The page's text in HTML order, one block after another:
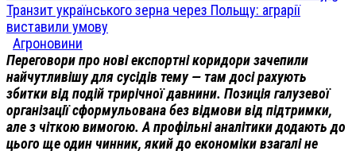
Транзит українського зерна через Польщу: аграрії
виставили умову
Агроновини
Переговори про нові експортні коридори зачепили
найчутливішу для сусідів тему — там досі рахують
збитки від подій трирічної давнини. Позиція галузевої
організації сформульована без відмови від підтримки,
але з чіткою вимогою. А профільні аналітики додають до
цього ще один чинник, який до економіки взагалі не